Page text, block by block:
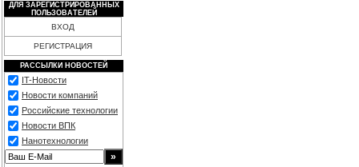
ДЛЯ ЗАРЕГИСТРИРОВАННЫХ
ПОЛЬЗОВАТЕЛЕЙ
ВХОД
РЕГИСТРАЦИЯ
РАССЫЛКИ НОВОСТЕЙ
IT-Новости
Новости компаний
Российские технологии
Новости ВПК
Нанотехнологии